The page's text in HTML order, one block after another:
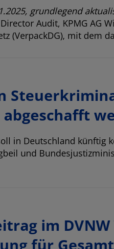
grundlegend
Audit, KPMG AG
(VerpackDG), mit dem
in Deutschland künftig
und
im
für